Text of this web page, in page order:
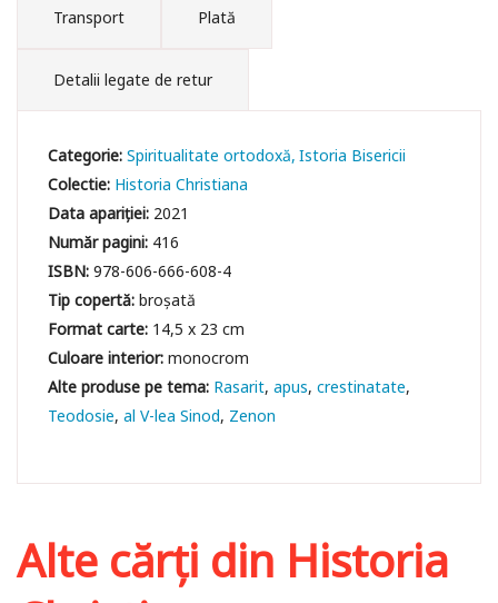
Transport Plată
Detalii legate de retur
Categorie:Spiritualitate ortodoxă Istoria Bisericii
Colectie: Historia Christiana
Data apariției: 2021
Număr pagini: 416
ISBN:978-606-666-608-4
Tip copertă:broșată
Format carte: 14,5 x 23 cm
Culoare interior:monocrom
Rasarit apus crestinatate
Teodosie al V-lea Sinod Zenon
Alte cărți din Historia